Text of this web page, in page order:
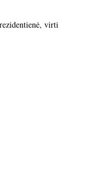
virti